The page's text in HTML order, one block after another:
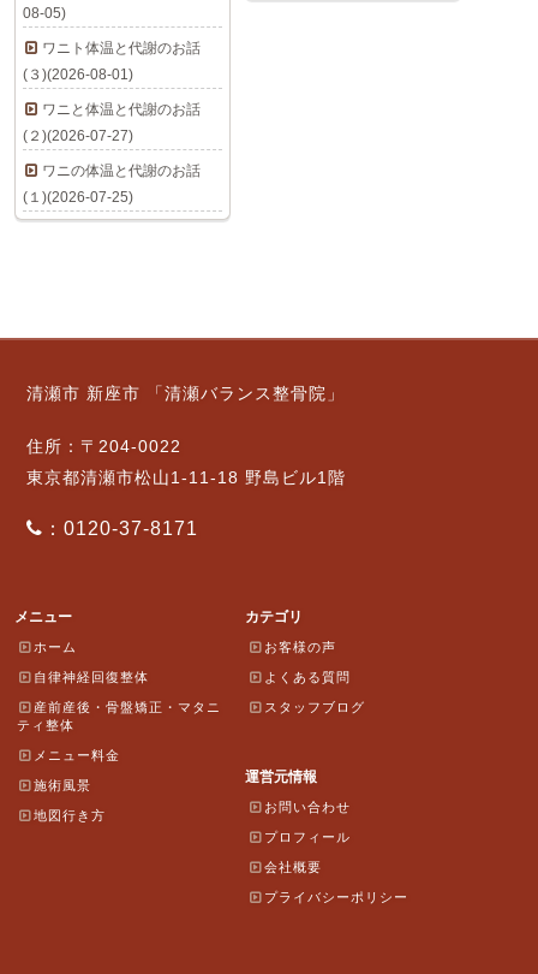
08-05)
ワニト体温と代謝のお話
(３)(2026-08-01)
ワニと体温と代謝のお話
(２)(2026-07-27)
ワニの体温と代謝のお話
(１)(2026-07-25)
清瀬市 新座市 「清瀬バランス整骨院」
住所：〒204-0022
東京都清瀬市松山1-11-18 野島ビル1階
：0120-37-8171
メニュー
ホーム
自律神経回復整体
産前産後・骨盤矯正・マタニ
ティ整体
メニュー料金
施術風景
地図行き方
カテゴリ
お客様の声
よくある質問
スタッフブログ
運営元情報
お問い合わせ
プロフィール
会社概要
プライバシーポリシー